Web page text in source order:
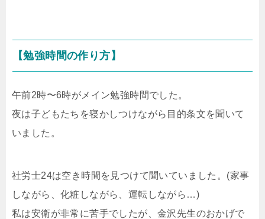
【勉強時間の作り方】
午前2時〜6時がメイン勉強時間でした。
夜は子どもたちを寝かしつけながら目的条文を聞いて
いました。
社労士24は空き時間を見つけて聞いていました。(家事
しながら、化粧しながら、運転しながら…)
私は安衛が非常に苦手でしたが、金沢先生のおかげで